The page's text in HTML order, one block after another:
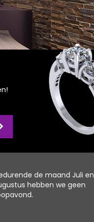
de maand Juli en
hebben we geen